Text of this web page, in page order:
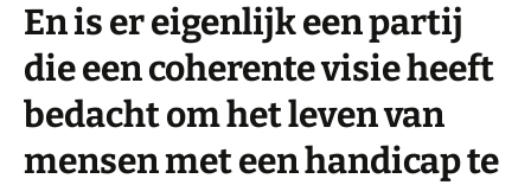
En is er eigenlijk een partij
die een coherente visie heeft
bedacht om het leven van
mensen met een handicap te